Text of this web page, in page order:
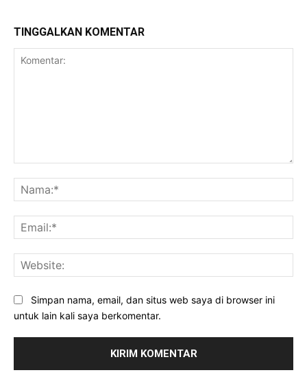
TINGGALKAN KOMENTAR
Simpan nama, email, dan situs web saya di browser ini
untuk lain kali saya berkomentar.